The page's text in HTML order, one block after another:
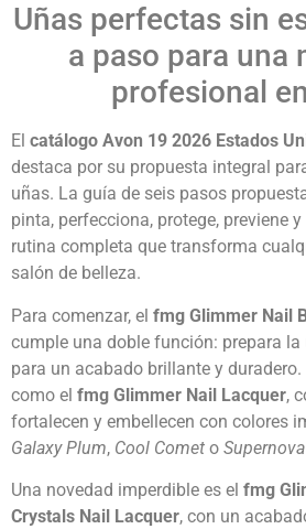
Uñas perfectas sin
a paso para una
profesional
El catálogo Avon 19 2026 Estados
destaca por su propuesta integral
uñas. La guía de seis pasos
pinta, perfecciona, protege, previene
rutina completa que transforma
salón de belleza.
Para comenzar, el fmg Glimmer Nail
cumple una doble función: prepara
para un acabado brillante y
como el fmg Glimmer Nail Lacquer,
fortalecen y embellecen con colores
Galaxy Plum, Cool Comet o
Una novedad imperdible es el fmg
Crystals Nail Lacquer, con un